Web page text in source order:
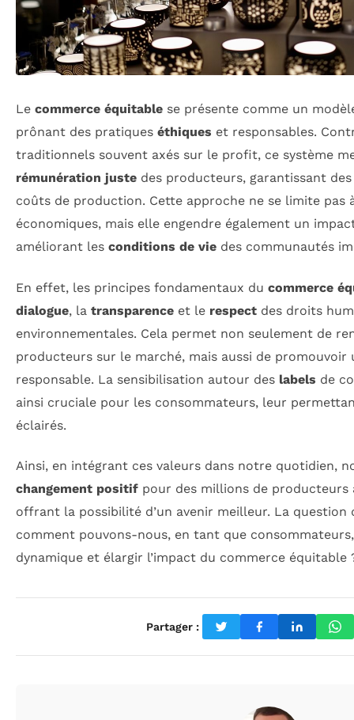
Le commerce équitable se présente comme un
prônant des pratiques éthiques et responsables.
traditionnels souvent axés sur le profit, ce système
rémunération juste des producteurs, garantissant
coûts de production. Cette approche ne se limite pas
économiques, mais elle engendre également un
améliorant les conditions de vie des communautés
En effet, les principes fondamentaux du commerce
dialogue, la transparence et le respect des droits
environnementales. Cela permet non seulement de
producteurs sur le marché, mais aussi de promouvoir
responsable. La sensibilisation autour des labels de
ainsi cruciale pour les consommateurs, leur
éclairés.
Ainsi, en intégrant ces valeurs dans notre quotidien,
changement positif pour des millions de producteurs
offrant la possibilité d’un avenir meilleur. La question
comment pouvons-nous, en tant que
dynamique et élargir l’impact du commerce équitable
Partager :